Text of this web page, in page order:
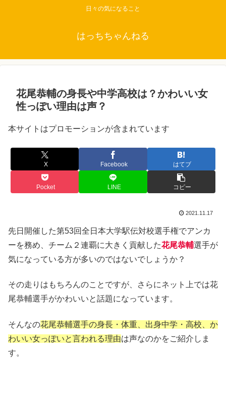
日々の気になること
はっちちゃんねる
花尾恭輔の身長や中学高校は？かわいい女
性っぽい理由は声？
本サイトはプロモーションが含まれています
X Facebook はてブ
Pocket LINE コピー
2021.11.17
先日開催した第53回全日本大学駅伝対校選手権でアンカ
ーを務め、チーム２連覇に大きく貢献した花尾恭輔選手が
気になっている方が多いのではないでしょうか？
その走りはもちろんのことですが、さらにネット上では花
尾恭輔選手がかわいいと話題になっています。
そんなの花尾恭輔選手の身長・体重、出身中学・高校、か
わいい女っぽいと言われる理由は声なのかをご紹介しま
す。